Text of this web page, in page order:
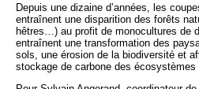
Depuis une dizaine d’années, les
entraînent une disparition des forêts
hêtres…) au profit de monocultures de
entraînent une transformation des
sols, une érosion de la biodiversité et
stockage de carbone des écosystèmes